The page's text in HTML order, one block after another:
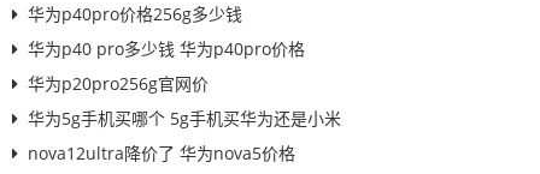
华为p40pro价格256g多少钱
华为p40 pro多少钱 华为p40pro价格
华为p20pro256g官网价
华为5g手机买哪个 5g手机买华为还是小米
nova12ultra降价了 华为nova5价格